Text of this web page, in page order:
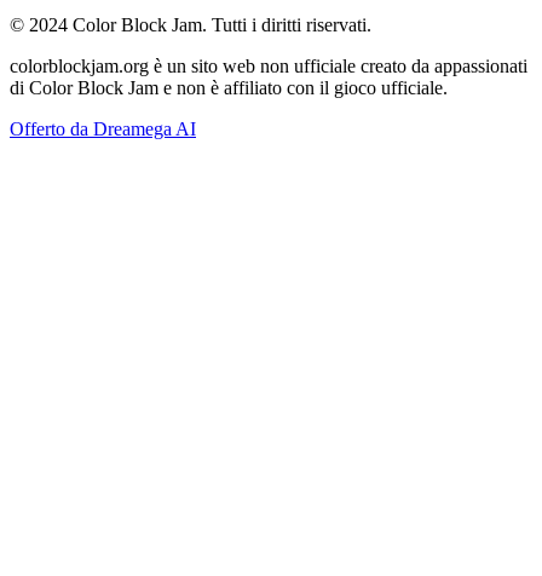
© 2024 Color Block Jam. Tutti i diritti riservati.
colorblockjam.org è un sito web non ufficiale creato da appassionati
di Color Block Jam e non è affiliato con il gioco ufficiale.
Offerto da Dreamega AI